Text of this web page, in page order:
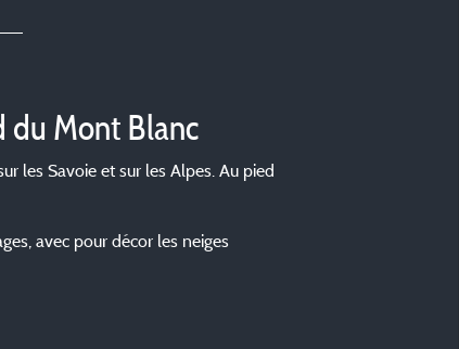
du Mont Blanc
les Savoie et sur les Alpes. Au pied
avec pour décor les neiges